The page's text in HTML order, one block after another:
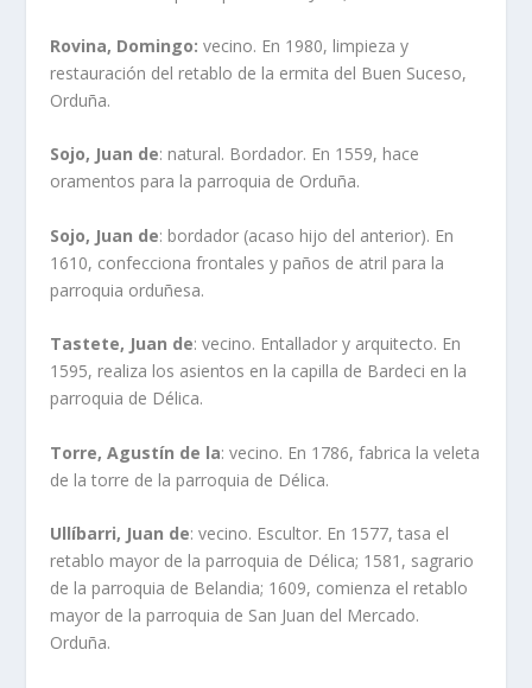
Rovina, Domingo: vecino. En 1980, limpieza y
restauración del retablo de la ermita del Buen Suceso,
Orduña.
Sojo, Juan de: natural. Bordador. En 1559, hace
oramentos para la parroquia de Orduña.
Sojo, Juan de: bordador (acaso hijo del anterior). En
1610, confecciona frontales y paños de atril para la
parroquia orduñesa.
Tastete, Juan de: vecino. Entallador y arquitecto. En
1595, realiza los asientos en la capilla de Bardeci en la
parroquia de Délica.
Torre, Agustín de la: vecino. En 1786, fabrica la veleta
de la torre de la parroquia de Délica.
Ullíbarri, Juan de: vecino. Escultor. En 1577, tasa el
retablo mayor de la parroquia de Délica; 1581, sagrario
de la parroquia de Belandia; 1609, comienza el retablo
mayor de la parroquia de San Juan del Mercado.
Orduña.